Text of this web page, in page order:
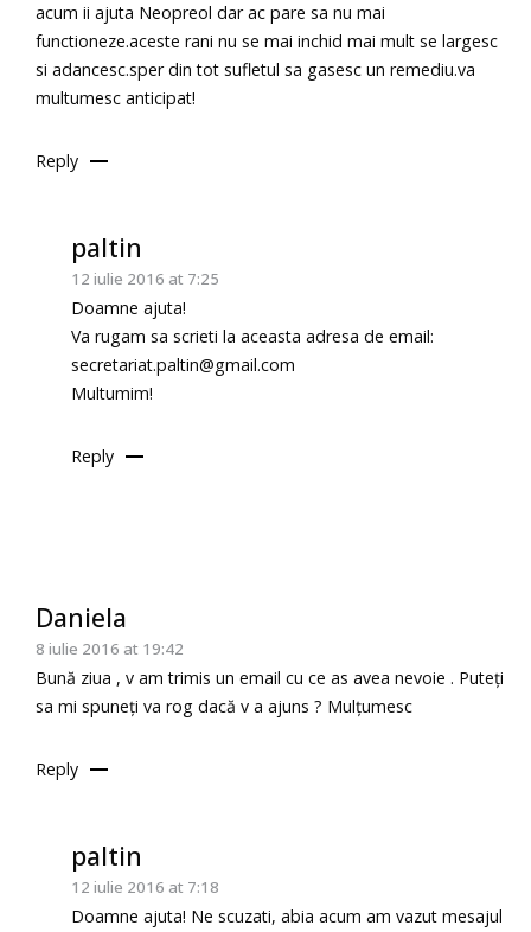
acum ii ajuta Neopreol dar ac pare sa nu mai
functioneze.aceste rani nu se mai inchid mai mult se largesc
si adancesc.sper din tot sufletul sa gasesc un remediu.va
multumesc anticipat!
Reply
paltin
12 iulie 2016 at 7:25
Doamne ajuta!
Va rugam sa scrieti la aceasta adresa de email:
secretariat.paltin@gmail.com
Multumim!
Reply
Daniela
8 iulie 2016 at 19:42
Bună ziua , v am trimis un email cu ce as avea nevoie . Puteți
sa mi spuneți va rog dacă v a ajuns ? Mulțumesc
Reply
paltin
12 iulie 2016 at 7:18
Doamne ajuta! Ne scuzati, abia acum am vazut mesajul